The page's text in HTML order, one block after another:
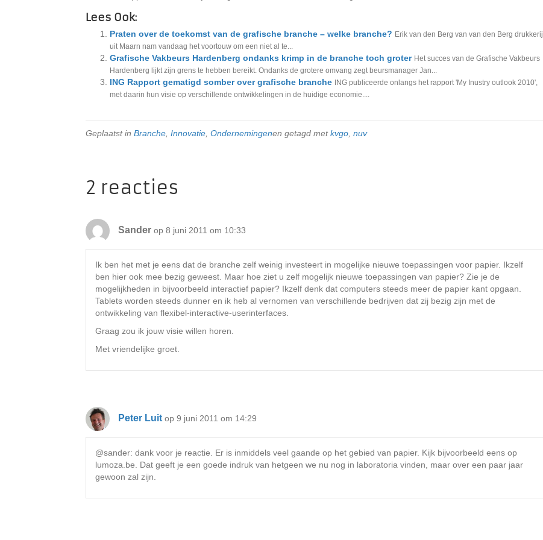
Lees Ook:
Praten over de toekomst van de grafische branche – welke branche? Erik van den Berg van van den Berg drukkerij
uit Maarn nam vandaag het voortouw om een niet al te...
Grafische Vakbeurs Hardenberg ondanks krimp in de branche toch groter Het succes van de Grafische Vakbeurs
Hardenberg lijkt zijn grens te hebben bereikt. Ondanks de grotere omvang zegt beursmanager Jan...
ING Rapport gematigd somber over grafische branche
ING publiceerde onlangs het rapport 'My Inustry outlook 2010',
met daarin hun visie op verschillende ontwikkelingen in de huidige economie....
Geplaatst in Branche Innovatie Ondernemingenen getagd metkvgo nuv
2 reacties
Sander op 8 juni 2011 om 10:33
Ik ben het met je eens dat de branche zelf weinig investeert in mogelijke nieuwe toepassingen voor papier. Ikzelf
ben hier ook mee bezig geweest. Maar hoe ziet u zelf mogelijk nieuwe toepassingen van papier? Zie je de
mogelijkheden in bijvoorbeeld interactief papier? Ikzelf denk dat computers steeds meer de papier kant opgaan.
Tablets worden steeds dunner en ik heb al vernomen van verschillende bedrijven dat zij bezig zijn met de
ontwikkeling van flexibel-interactive-userinterfaces.
Graag zou ik jouw visie willen horen.
Met vriendelijke groet.
Peter Luit op 9 juni 2011 om 14:29
@sander: dank voor je reactie. Er is inmiddels veel gaande op het gebied van papier. Kijk bijvoorbeeld eens op
lumoza.be. Dat geeft je een goede indruk van hetgeen we nu nog in laboratoria vinden, maar over een paar jaar
gewoon zal zijn.